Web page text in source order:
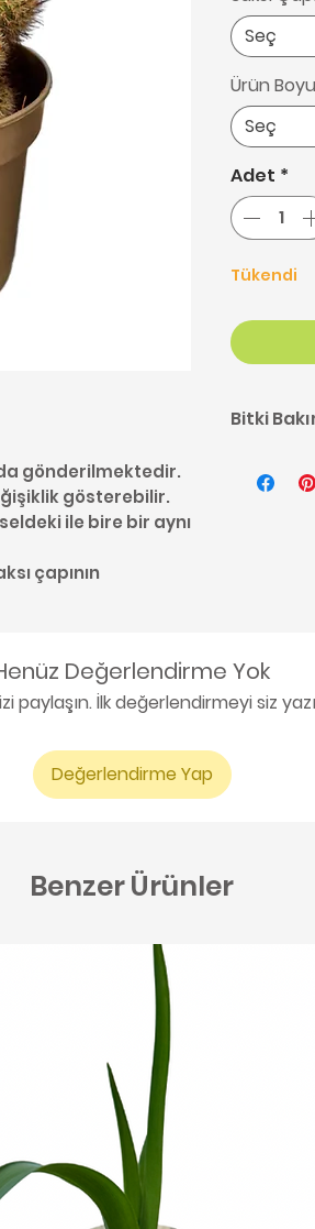
gönderilmektedir.
gösterebilir.
ile bire bir aynı
çapının
Seç
Ürün Boyu
Seç
Adet *
Tükendi
Bitki
Değerlendirme Yok
paylaşın. İlk değerlendirmeyi siz
Değerlendirme Yap
Benzer Ürünler